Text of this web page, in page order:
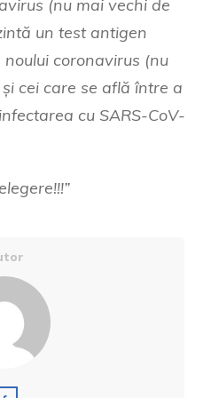
(nu mai vechi de
un test antigen
coronavirus (nu
cei care se află între a
cu SARS-CoV-